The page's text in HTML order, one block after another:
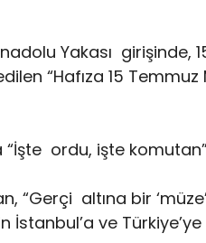
Yakası girişinde,
“Hafıza 15 Temmuz
“İşte ordu, işte
“Gerçi altına bir
ve Türkiye’ye